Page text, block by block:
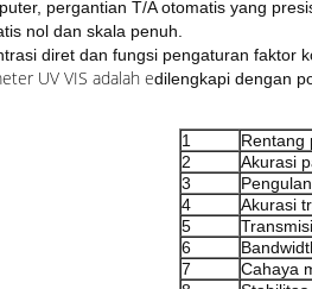
pergantian T/A otomatis yang
nol dan skala penuh.
diret dan fungsi pengaturan faktor
UV VIS adalah edilengkapi dengan
1
Rentang
2
Akurasi
3
4
Akurasi
5
Transmisi
6
7
Cahaya